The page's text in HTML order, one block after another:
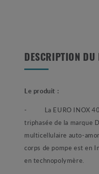
DESCRIPTION DU
Le produit :
- La EURO INOX 40/
triphasée de la marque
multicellulaire auto-
corps de pompe est en
en technopolymère.